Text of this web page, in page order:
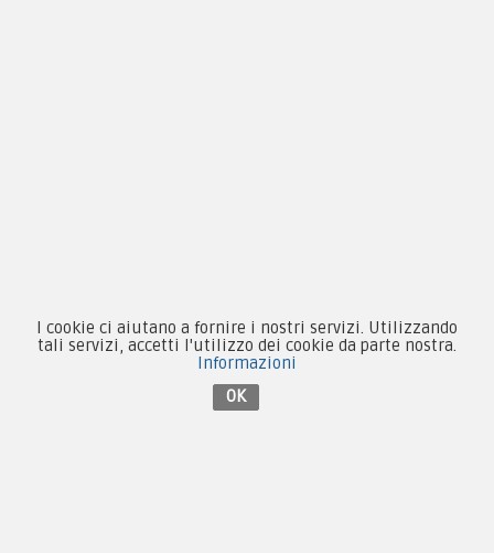
Contattaci su Facebook
I cookie ci aiutano a fornire i nostri servizi. Utilizzando
tali servizi, accetti l'utilizzo dei cookie da parte nostra.
Informazioni
OK